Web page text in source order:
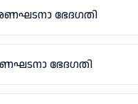
ഭേദഗതി
ഭേദഗതി